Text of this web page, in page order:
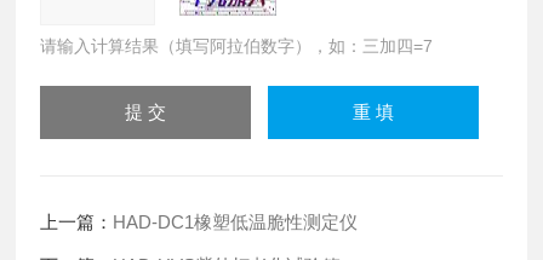
请输入计算结果（填写阿拉伯数字），如：三加四=7
上一篇： HAD-DC1橡塑低温脆性测定仪